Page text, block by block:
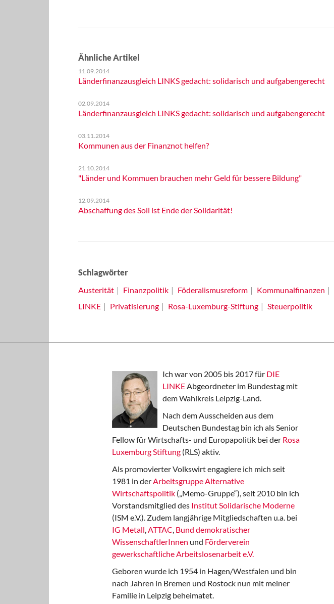
Ähnliche Artikel
11.09.2014
Länderfinanzausgleich LINKS gedacht: solidarisch und aufgabengerecht
02.09.2014
Länderfinanzausgleich LINKS gedacht: solidarisch und aufgabengerecht
03.11.2014
Kommunen aus der Finanznot helfen?
21.10.2014
"Länder und Kommuen brauchen mehr Geld für bessere Bildung"
12.09.2014
Abschaffung des Soli ist Ende der Solidarität!
Schlagwörter
Austerität
Finanzpolitik Föderalismusreform Kommunalfinanzen
LINKE
Privatisierung Rosa-Luxemburg-Stiftung Steuerpolitik
Ich war von 2005 bis 2017 für DIE
LINKEAbgeordneter im Bundestag mit
dem Wahlkreis Leipzig-Land.
Nach dem Ausscheiden aus dem
Deutschen Bundestag bin ich als Senior
Fellow für Wirtschafts- und Europapolitik bei der Rosa
Luxemburg Stiftung (RLS) aktiv.
Als promovierter Volkswirt engagiere ich mich seit
1981 in derArbeitsgruppe Alternative
Wirtschaftspolitik („Memo-Gruppe“), seit 2010 bin ich
Vorstandsmitglied des Institut Solidarische Moderne
(ISM e.V.). Zudem langjährige Mitgliedschaften u.a. bei
IG Metall,ATTAC, Bund demokratischer
WissenschaftlerInnen und Förderverein
gewerkschaftliche Arbeitslosenarbeit e.V.
Geboren wurde ich 1954 in Hagen/Westfalen und bin
nach Jahren in Bremen und Rostock nun mit meiner
Familie in Leipzig beheimatet.